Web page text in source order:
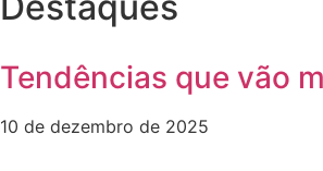
Tendências que vão
10 de dezembro de 2025